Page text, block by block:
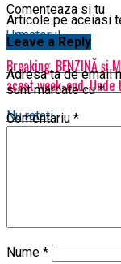
Articole pe aceiasi
Urmatorul
Breaking. BENZINĂ și
acest week-end.
Nu ratati
EXCLUSIV/
Comenteaza si tu
Leave a Reply
Adresa ta de email
sunt marcate cu*
Comentariu *
Nume *